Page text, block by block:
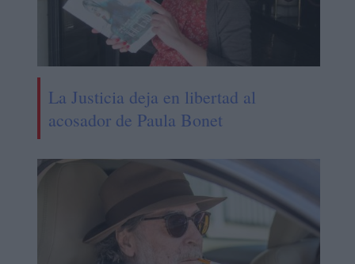
La Justicia deja en libertad al
acosador de Paula Bonet